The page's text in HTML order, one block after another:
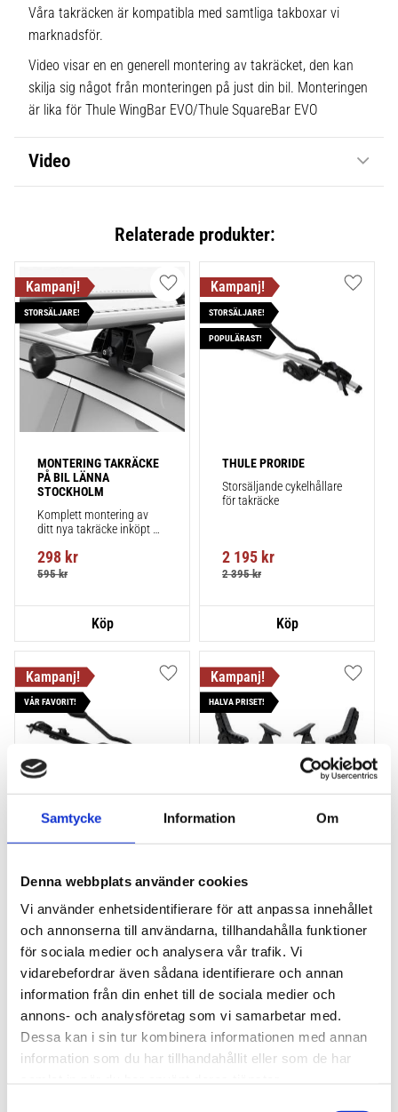
Samtycke Information Om
Denna webbplats använder cookies
Vi använder enhetsidentifierare för att anpassa innehållet
och annonserna till användarna, tillhandahålla funktioner
för sociala medier och analysera vår trafik. Vi
vidarebefordrar även sådana identifierare och annan
information från din enhet till de sociala medier och
annons- och analysföretag som vi samarbetar med.
Dessa kan i sin tur kombinera informationen med annan
information som du har tillhandahållit eller som de har
Våra takräcken är kompatibla med samtliga takboxar vi
marknadsför.
Video visar en en generell montering av takräcket, den kan
skilja sig något från monteringen på just din bil. Monteringen
är lika för Thule WingBar EVO/Thule SquareBar EVO
Video
Relaterade produkter:
MONTERING TAKRÄCKE
PÅ BIL LÄNNA
STOCKHOLM
Komplett montering av
ditt nya takräcke inköpt
montering på din bil.
298 kr
595kr
STORSÄLJARE!
Lägg till i favoriter
THULE PRORIDE
Storsäljande cykelhållare
för takräcke
2 195 kr
2 395kr
STORSÄLJARE!
POPULÄRAST!
Lägg
Storsäljande
takcykelhållare
2 395kr
2 595 kr
VÅR FAVORIT!
Lägg till i favoriter
Horisontell kajakhållare
1 495kr
3 145kr
HALVA PRISET!
Lägg
Lägg till i favoriter
POPULÄRAST!
Lägg